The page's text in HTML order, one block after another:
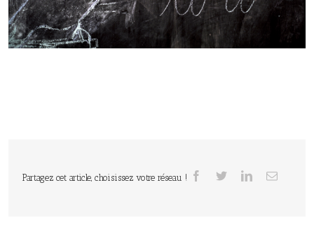
Partagez cet article, choisissez votre réseau !